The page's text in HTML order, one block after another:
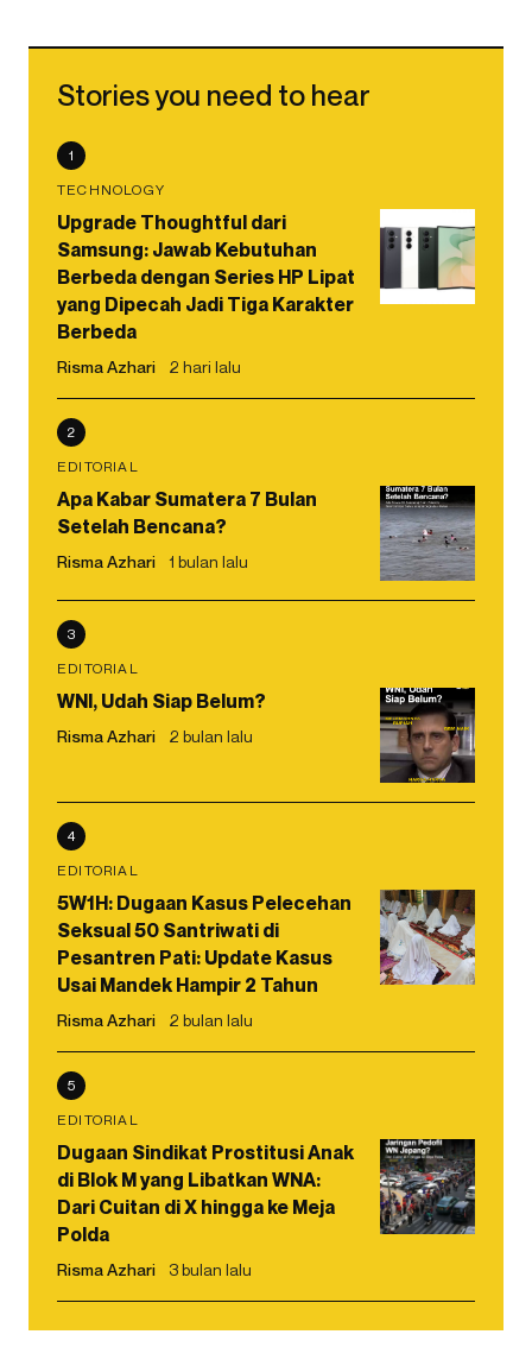
Stories you need to hear
1
TECHNOLOGY
Upgrade Thoughtful dari
Samsung: Jawab Kebutuhan
Berbeda dengan Series HP Lipat
yang Dipecah Jadi Tiga Karakter
Berbeda
Risma Azhari 2 hari lalu
2
EDITORIAL
Apa Kabar Sumatera 7 Bulan
Setelah Bencana?
Risma Azhari 1 bulan lalu
3
EDITORIAL
WNI, Udah Siap Belum?
Risma Azhari 2 bulan lalu
4
EDITORIAL
5W1H: Dugaan Kasus Pelecehan
Seksual 50 Santriwati di
Pesantren Pati: Update Kasus
Usai Mandek Hampir 2 Tahun
Risma Azhari 2 bulan lalu
5
EDITORIAL
Dugaan Sindikat Prostitusi Anak
di Blok M yang Libatkan WNA:
Dari Cuitan di X hingga ke Meja
Polda
Risma Azhari 3 bulan lalu